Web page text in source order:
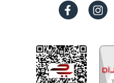
Sıkça sorulan sorular
İşlem rehberi
Hesap oluştur
Koşullar ve şartlar